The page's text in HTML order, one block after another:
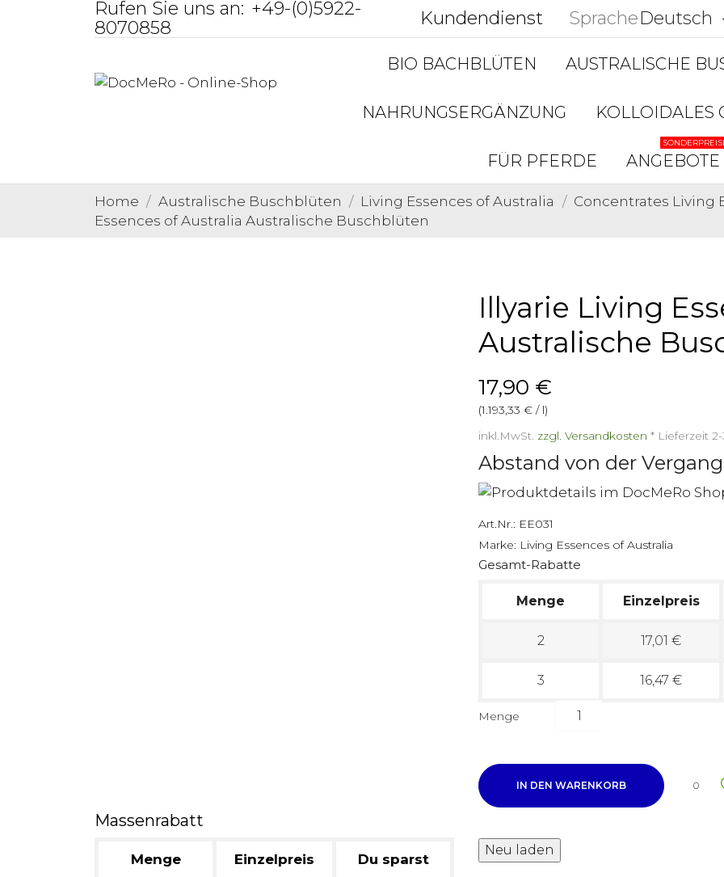
Rufen Sie uns an: +49-(0)5922-
8070858
Kundendienst SpracheDeutsch
BIO BACHBLÜTEN AUSTRALISCHE
NAHRUNGSERGÄNZUNG KOLLOIDALES
FÜR PFERDE ANGEBOTE
Home Australische Buschblüten Living Essences of Australia Concentrates Living
Essences of Australia Australische Buschblüten
Massenrabatt
Menge Einzelpreis Du sparst
Illyarie Living
Australische
17,90 €
(1.193,33 € / l)
inkl.MwSt. zzgl. Versandkosten * Lieferzeit
Abstand von der
Art.Nr.: EE031
Marke: Living Essences of Australia
Gesamt-Rabatte
Menge Einzelpreis
2 17,01 €
3 16,47 €
Menge
IN DEN WARENKORB 0